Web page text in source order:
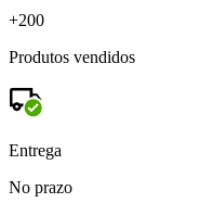
+200
Produtos vendidos
Entrega
No prazo